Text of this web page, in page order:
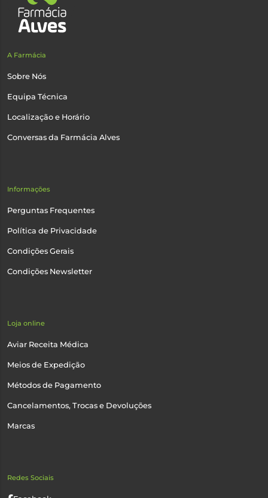
A Farmácia
Sobre Nós
Equipa Técnica
Localização e Horário
Conversas da Farmácia Alves
Informações
Perguntas Frequentes
Política de Privacidade
Condições Gerais
Condições Newsletter
Loja online
Aviar Receita Médica
Meios de Expedição
Métodos de Pagamento
Cancelamentos, Trocas e Devoluções
Marcas
Redes Sociais